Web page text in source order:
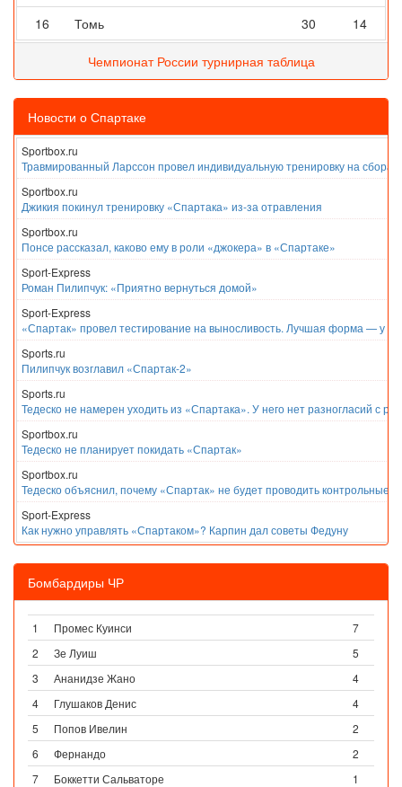
16
Томь 30 14
Чемпионат России турнирная таблица
Новости о Спартаке
Sportbox.ru
Травмированный Ларссон провел индивидуальную тренировку на
Sportbox.ru
Джикия покинул тренировку «Спартака» из-за отравления
Sportbox.ru
Понсе рассказал, каково ему в роли «джокера» в «Спартаке»
Sport-Express
Роман Пилипчук: «Приятно вернуться домой»
Sport-Express
«Спартак» провел тестирование на выносливость. Лучшая форма — у
Sports.ru
Пилипчук возглавил «Спартак-2»
Sports.ru
Тедеско не намерен уходить из «Спартака». У него нет разногласий с
Sportbox.ru
Тедеско не планирует покидать «Спартак»
Sportbox.ru
Тедеско объяснил, почему «Спартак» не будет проводить контрольные
Sport-Express
Как нужно управлять «Спартаком»? Карпин дал советы Федуну
Бомбардиры ЧР
1 Промес Куинси
7
2
Зе Луиш
5
3
Ананидзе Жано
4
4
Глушаков Денис
4
5
Попов Ивелин
2
6
Фернандо
2
7
Боккетти Сальваторе
1